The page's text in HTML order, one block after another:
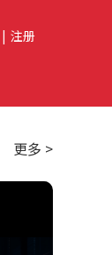
| 注册
更多 >